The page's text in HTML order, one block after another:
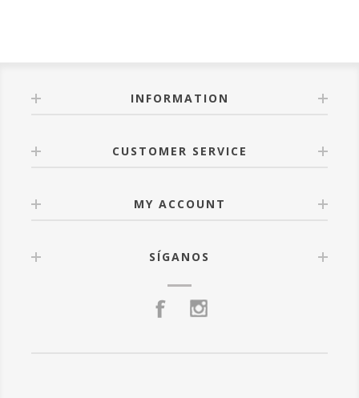
INFORMATION
CUSTOMER SERVICE
MY ACCOUNT
SÍGANOS